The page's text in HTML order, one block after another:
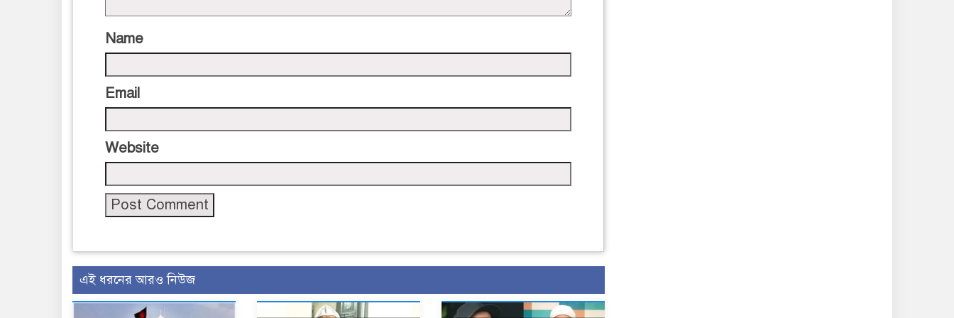
Name
Email
Website
এই ধরনের আরও নিউজ